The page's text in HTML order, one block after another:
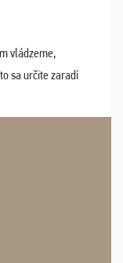
vládzeme,
sa určite zaradí
parti ...